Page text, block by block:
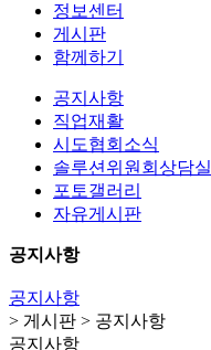
정보센터
게시판
함께하기
공지사항
직업재활
시도협회소식
솔루션위원회상담실
포토갤러리
자유게시판
공지사항
공지사항
> 게시판 > 공지사항
공지사항